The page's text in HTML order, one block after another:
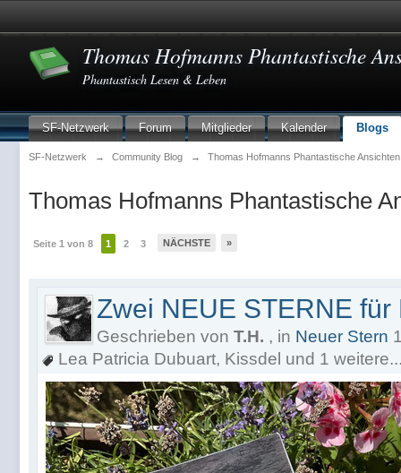
Thomas Hofmanns Phantastische
Phantastisch Lesen & Leben
SF-Netzwerk Forum Mitglieder Kalender Blogs
SF-Netzwerk → Community Blog → Thomas Hofmanns Phantastische Ansichten
Thomas Hofmanns Phantastische
Seite 1 von 8 1 2 3 NÄCHSTE »
Zwei NEUE STERNE für
Geschrieben von T.H. , in Neuer Stern
Lea Patricia Dubuart, Kissdel und 1